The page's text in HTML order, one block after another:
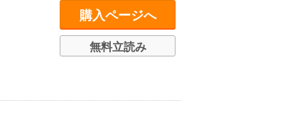
購入ページへ
無料立読み